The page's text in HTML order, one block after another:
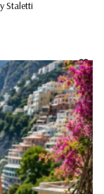
Staletti